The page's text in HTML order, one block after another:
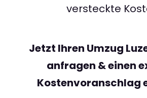
versteckte
Jetzt Ihren Umzug
anfragen & einen
Kostenvoranschlag